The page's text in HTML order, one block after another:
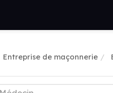
Entreprise de maçonnerie